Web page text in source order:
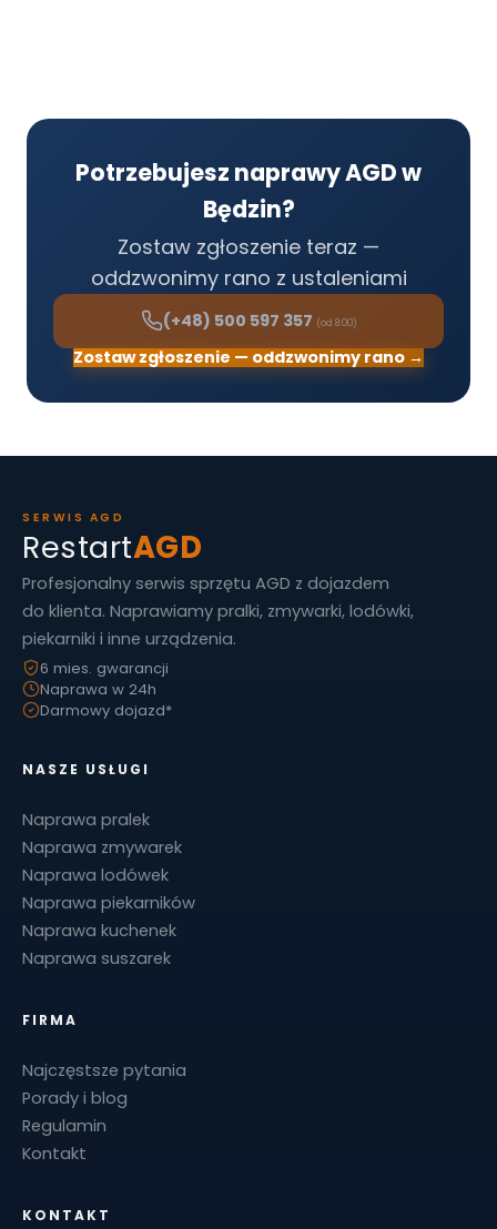
Potrzebujesz naprawy AGD w
Będzin?
Zostaw zgłoszenie teraz —
oddzwonimy rano z ustaleniami
(+48) 500 597 357 (od 8:00)
Zostaw zgłoszenie — oddzwonimy rano →
SERWIS AGD
RestartAGD
Profesjonalny serwis sprzętu AGD z dojazdem
do klienta. Naprawiamy pralki, zmywarki, lodówki,
piekarniki i inne urządzenia.
6 mies. gwarancji
Naprawa w 24h
Darmowy dojazd*
NASZE USŁUGI
Naprawa pralek
Naprawa zmywarek
Naprawa lodówek
Naprawa piekarników
Naprawa kuchenek
Naprawa suszarek
FIRMA
Najczęstsze pytania
Porady i blog
Regulamin
Kontakt
KONTAKT